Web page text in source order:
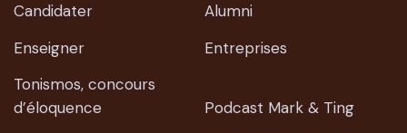
Candidater
Alumni
Enseigner
Entreprises
Tonismos, concours
d’éloquence
Podcast Mark & Ting